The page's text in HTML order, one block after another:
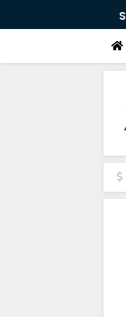
Çocuklarımızın